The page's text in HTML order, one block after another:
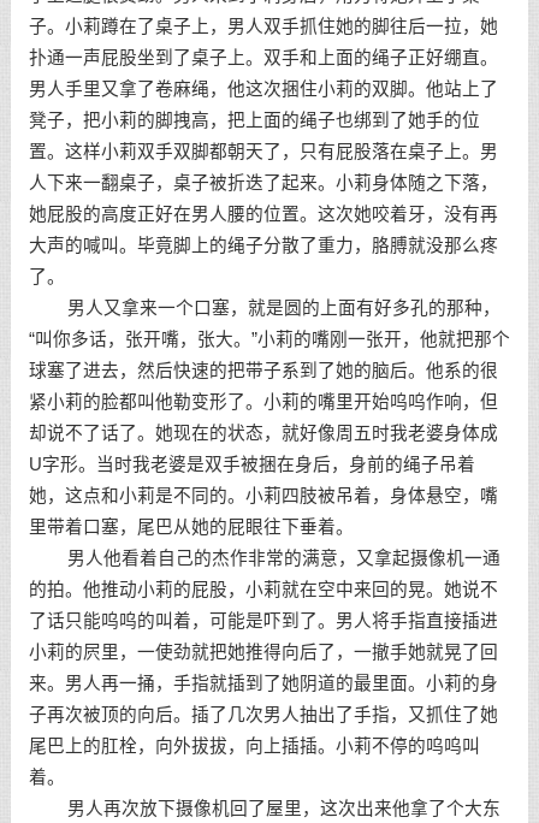
子。小莉蹲在了桌子上，男人双手抓住她的脚往后一拉，她
扑通一声屁股坐到了桌子上。双手和上面的绳子正好绷直。
男人手里又拿了卷麻绳，他这次捆住小莉的双脚。他站上了
凳子，把小莉的脚拽高，把上面的绳子也绑到了她手的位
置。这样小莉双手双脚都朝天了，只有屁股落在桌子上。男
人下来一翻桌子，桌子被折迭了起来。小莉身体随之下落，
她屁股的高度正好在男人腰的位置。这次她咬着牙，没有再
大声的喊叫。毕竟脚上的绳子分散了重力，胳膊就没那么疼
了。
男人又拿来一个口塞，就是圆的上面有好多孔的那种，
“叫你多话，张开嘴，张大。”小莉的嘴刚一张开，他就把那个
球塞了进去，然后快速的把带子系到了她的脑后。他系的很
紧小莉的脸都叫他勒变形了。小莉的嘴里开始呜呜作响，但
却说不了话了。她现在的状态，就好像周五时我老婆身体成
U字形。当时我老婆是双手被捆在身后，身前的绳子吊着
她，这点和小莉是不同的。小莉四肢被吊着，身体悬空，嘴
里带着口塞，尾巴从她的屁眼往下垂着。
男人他看着自己的杰作非常的满意，又拿起摄像机一通
的拍。他推动小莉的屁股，小莉就在空中来回的晃。她说不
了话只能呜呜的叫着，可能是吓到了。男人将手指直接插进
小莉的屄里，一使劲就把她推得向后了，一撤手她就晃了回
来。男人再一捅，手指就插到了她阴道的最里面。小莉的身
子再次被顶的向后。插了几次男人抽出了手指，又抓住了她
尾巴上的肛栓，向外拔拔，向上插插。小莉不停的呜呜叫
着。
男人再次放下摄像机回了屋里，这次出来他拿了个大东